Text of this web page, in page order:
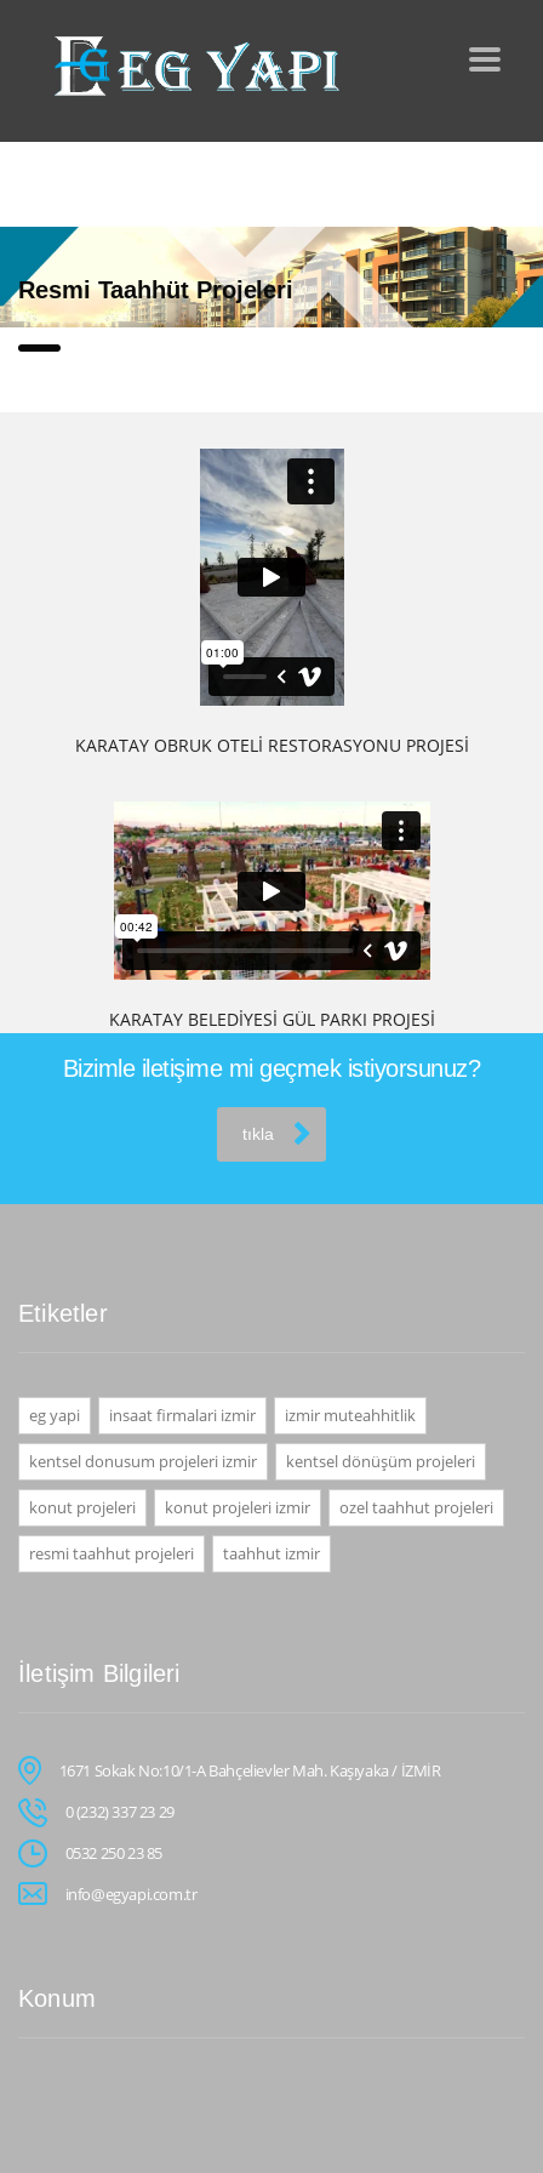
Resmi Taahhüt Projeleri
KARATAY OBRUK OTELİ RESTORASYONU PROJESİ
KARATAY BELEDİYESİ GÜL PARKI PROJESİ
Bizimle iletişime mi geçmek istiyorsunuz?
tıkla
Etiketler
eg yapi insaat firmalari izmir izmir muteahhitlik
kentsel donusum projeleri izmir kentsel dönüşüm projeleri
konut projeleri konut projeleri izmir ozel taahhut projeleri
resmi taahhut projeleri taahhut izmir
İletişim Bilgileri
1671 Sokak No:10/1-A Bahçelievler Mah. Kaşıyaka / İZMİR
0 (232) 337 23 29
0532 250 23 85
info@egyapi.com.tr
Konum